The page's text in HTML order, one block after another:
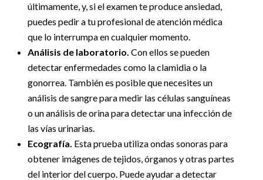
últimamente, y, si el examen te produce ansiedad,
puedes pedir a tu profesional de atención médica
que lo interrumpa en cualquier momento.
Análisis de laboratorio. Con ellos se pueden
detectar enfermedades como la clamidia o la
gonorrea. También es posible que necesites un
análisis de sangre para medir las células sanguíneas
o un análisis de orina para detectar una infección de
las vías urinarias.
Ecografía. Esta prueba utiliza ondas sonoras para
obtener imágenes de tejidos, órganos y otras partes
del interior del cuerpo. Puede ayudar a detectar